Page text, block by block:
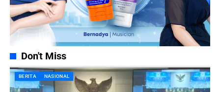
Don't Miss
BERITA NASIONAL